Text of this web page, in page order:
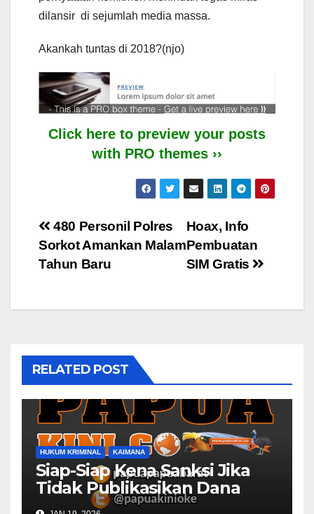
dilansir di sejumlah media massa.
Akankah tuntas di 2018?(njo)
Click here to preview your posts
with PRO themes ››
Post
navigation
Hoax, Info
Pembuatan
SIM Gratis
480 Personil Polres
Sorkot Amankan Malam
Tahun Baru
RELATED POST
HUKUM KRIMINAL KAIMANA
Siap-Siap Kena Sanksi Jika
Tidak Publikasikan Dana
Desa